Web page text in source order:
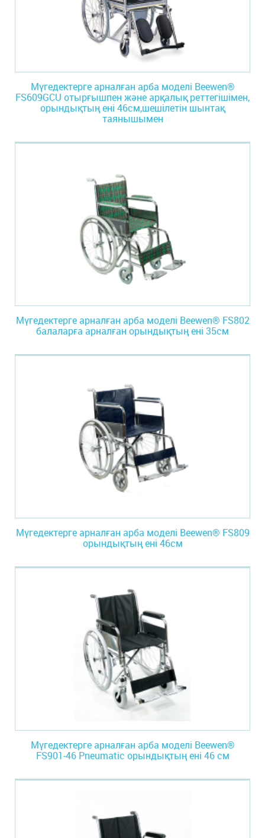
Мүгедектерге арналған арба моделі Beewen®
FS609GCU отырғышпен және арқалық реттегішімен,
орындықтың ені 46см,шешілетін шынтақ
таянышымен
Мүгедектерге арналған арба моделі Beewen® FS802
балаларға арналған орындықтың ені 35см
Мүгедектерге арналған арба моделі Beewen® FS809
орындықтың ені 46см
Мүгедектерге арналған арба моделі Beewen®
FS901-46 Pneumatic орындықтың ені 46 см